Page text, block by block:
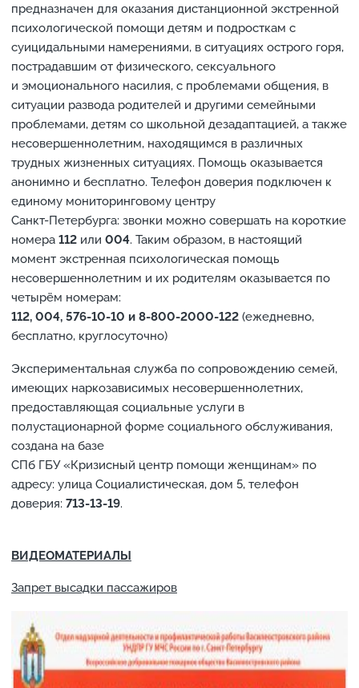
предназначен для оказания дистанционной экстренной
психологической помощи детям и подросткам с
суицидальными намерениями, в ситуациях острого горя,
пострадавшим от физического, сексуального
и эмоционального насилия, с проблемами общения, в
ситуации развода родителей и другими семейными
проблемами, детям со школьной дезадаптацией, а также
несовершеннолетним, находящимся в различных
трудных жизненных ситуациях. Помощь оказывается
анонимно и бесплатно. Телефон доверия подключен к
единому мониторинговому центру
Санкт-Петербурга: звонки можно совершать на короткие
номера 112 или 004. Таким образом, в настоящий
момент экстренная психологическая помощь
несовершеннолетним и их родителям оказывается по
четырём номерам:
112, 004, 576-10-10 и 8-800-2000-122 (ежедневно,
бесплатно, круглосуточно)
Экспериментальная служба по сопровождению семей,
имеющих наркозависимых несовершеннолетних,
предоставляющая социальные услуги в
полустационарной форме социального обслуживания,
создана на базе
СПб ГБУ «Кризисный центр помощи женщинам» по
адресу: улица Социалистическая, дом 5, телефон
доверия: 713-13-19.
ВИДЕОМАТЕРИАЛЫ
Запрет высадки пассажиров